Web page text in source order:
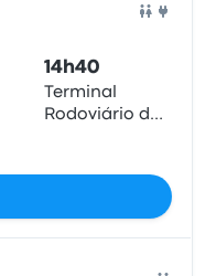
14h40
Terminal
Rodoviário de